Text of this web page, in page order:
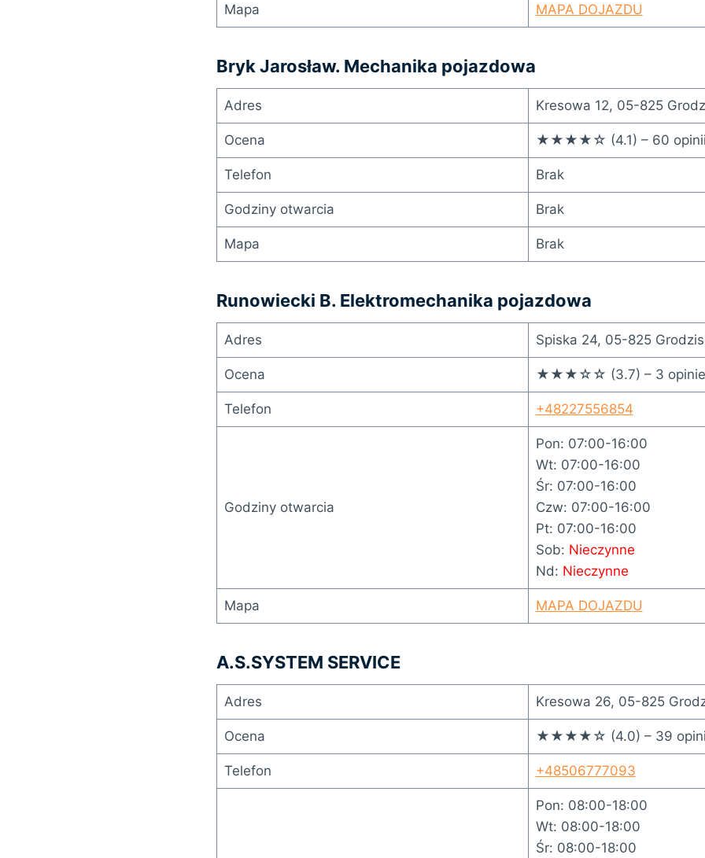
Mapa MAPA DOJAZDU
Bryk Jarosław. Mechanika pojazdowa
Adres Kresowa 12, 05-825
Ocena ★★★★☆ (4.1) – 60 opinii
Telefon Brak
Godziny otwarcia Brak
Mapa Brak
Runowiecki B. Elektromechanika pojazdowa
Adres Spiska 24, 05-825
Ocena ★★★☆☆ (3.7) – 3 opinie
Telefon +48227556854
Godziny otwarcia
Pon: 07:00-16:00
Wt: 07:00-16:00
Śr: 07:00-16:00
Czw: 07:00-16:00
Pt: 07:00-16:00
Sob: Nieczynne
Nd: Nieczynne
Mapa MAPA DOJAZDU
A.S.SYSTEM SERVICE
Adres Kresowa 26, 05-825
Ocena ★★★★☆ (4.0) – 39
Telefon +48506777093
Pon: 08:00-18:00
Wt: 08:00-18:00
Śr: 08:00-18:00